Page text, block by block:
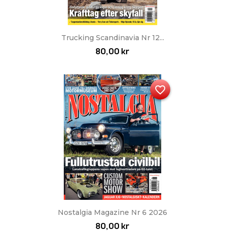
Trucking Scandinavia Nr 12...
80,00 kr
Nostalgia Magazine Nr 6 2026
80,00 kr
favorite_border